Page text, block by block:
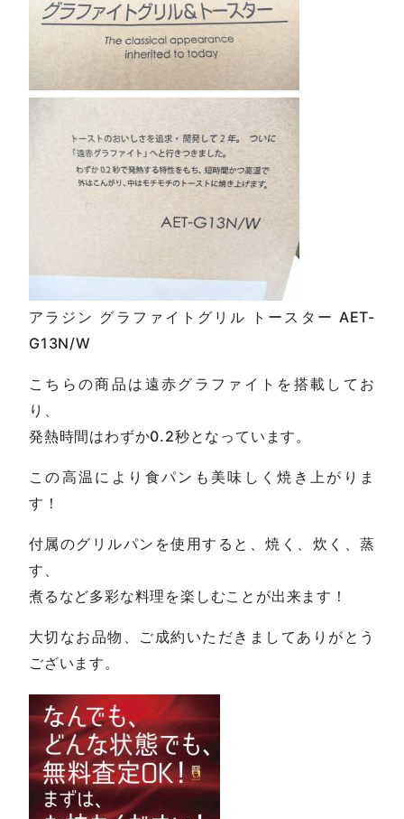
アラジン グラファイトグリル トースター AET-
G13N/W
こちらの商品は遠赤グラファイトを搭載してお
り、
発熱時間はわずか0.2秒となっています。
この高温により食パンも美味しく焼き上がりま
す！
付属のグリルパンを使用すると、焼く、炊く、蒸
す、
煮るなど多彩な料理を楽しむことが出来ます！
大切なお品物、ご成約いただきましてありがとう
ございます。